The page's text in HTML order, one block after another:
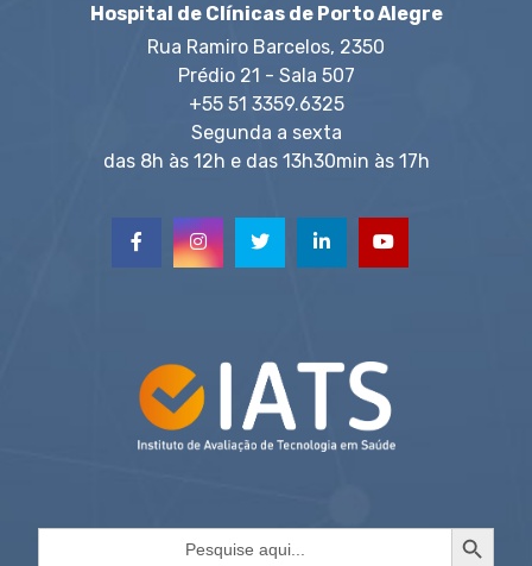
Hospital de Clínicas de Porto Alegre
Rua Ramiro Barcelos, 2350
Prédio 21 - Sala 507
+55 51 3359.6325
Segunda a sexta
das 8h às 12h e das 13h30min às 17h
Search
Search Button